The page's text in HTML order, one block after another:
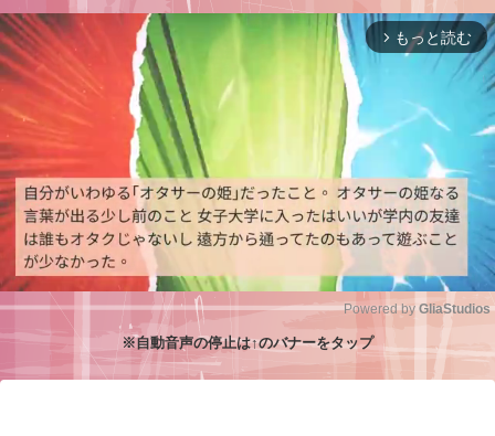
arrow_forward_ios もっと読む
M
Powered by GliaStudios
※自動音声の停止は↑のバナーをタップ